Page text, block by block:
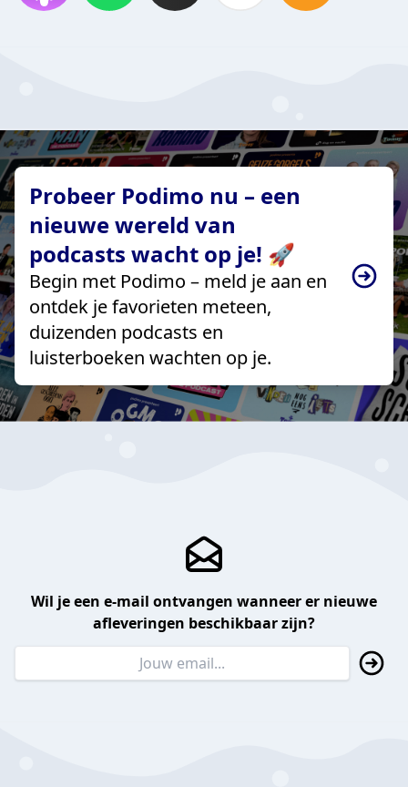
Probeer Podimo nu – een
nieuwe wereld van
podcasts wacht op je! 🚀
Begin met Podimo – meld je aan en
ontdek je favorieten meteen,
duizenden podcasts en
luisterboeken wachten op je.
Wil je een e-mail ontvangen wanneer er nieuwe
afleveringen beschikbaar zijn?